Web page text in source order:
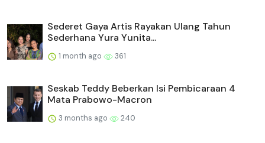
Sederet Gaya Artis Rayakan Ulang Tahun
Sederhana Yura Yunita...
1 month ago 361
Seskab Teddy Beberkan Isi Pembicaraan 4
Mata Prabowo-Macron
3 months ago 240